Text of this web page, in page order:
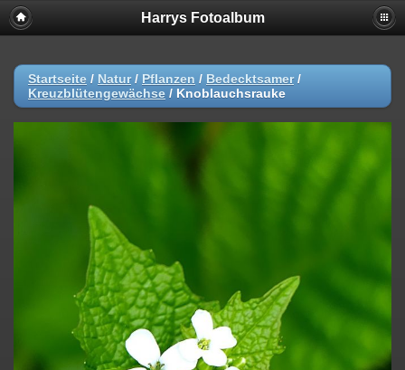
Harrys Fotoalbum
Startseite / Natur/ Pflanzen / Bedecktsamer/
Kreuzblütengewächse / Knoblauchsrauke